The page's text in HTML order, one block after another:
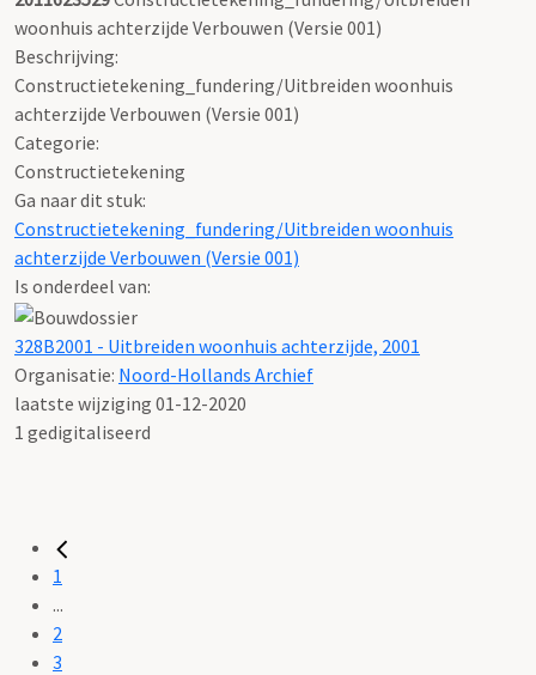
woonhuis achterzijde Verbouwen (Versie 001)
Beschrijving:
Constructietekening_fundering/Uitbreiden woonhuis
achterzijde Verbouwen (Versie 001)
Categorie:
Constructietekening
Ga naar dit stuk:
Constructietekening_fundering/Uitbreiden woonhuis
achterzijde Verbouwen (Versie 001)
Is onderdeel van:
328B2001 - Uitbreiden woonhuis achterzijde, 2001
Organisatie: Noord-Hollands Archief
laatste wijziging 01-12-2020
1 gedigitaliseerd
1
...
2
3